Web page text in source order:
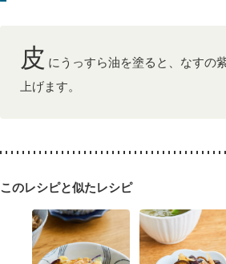
産後（ミルク）
妊活中
更年期
皮 にうっすら油を塗ると、なすの
上げます。
このレシピと似たレシピ